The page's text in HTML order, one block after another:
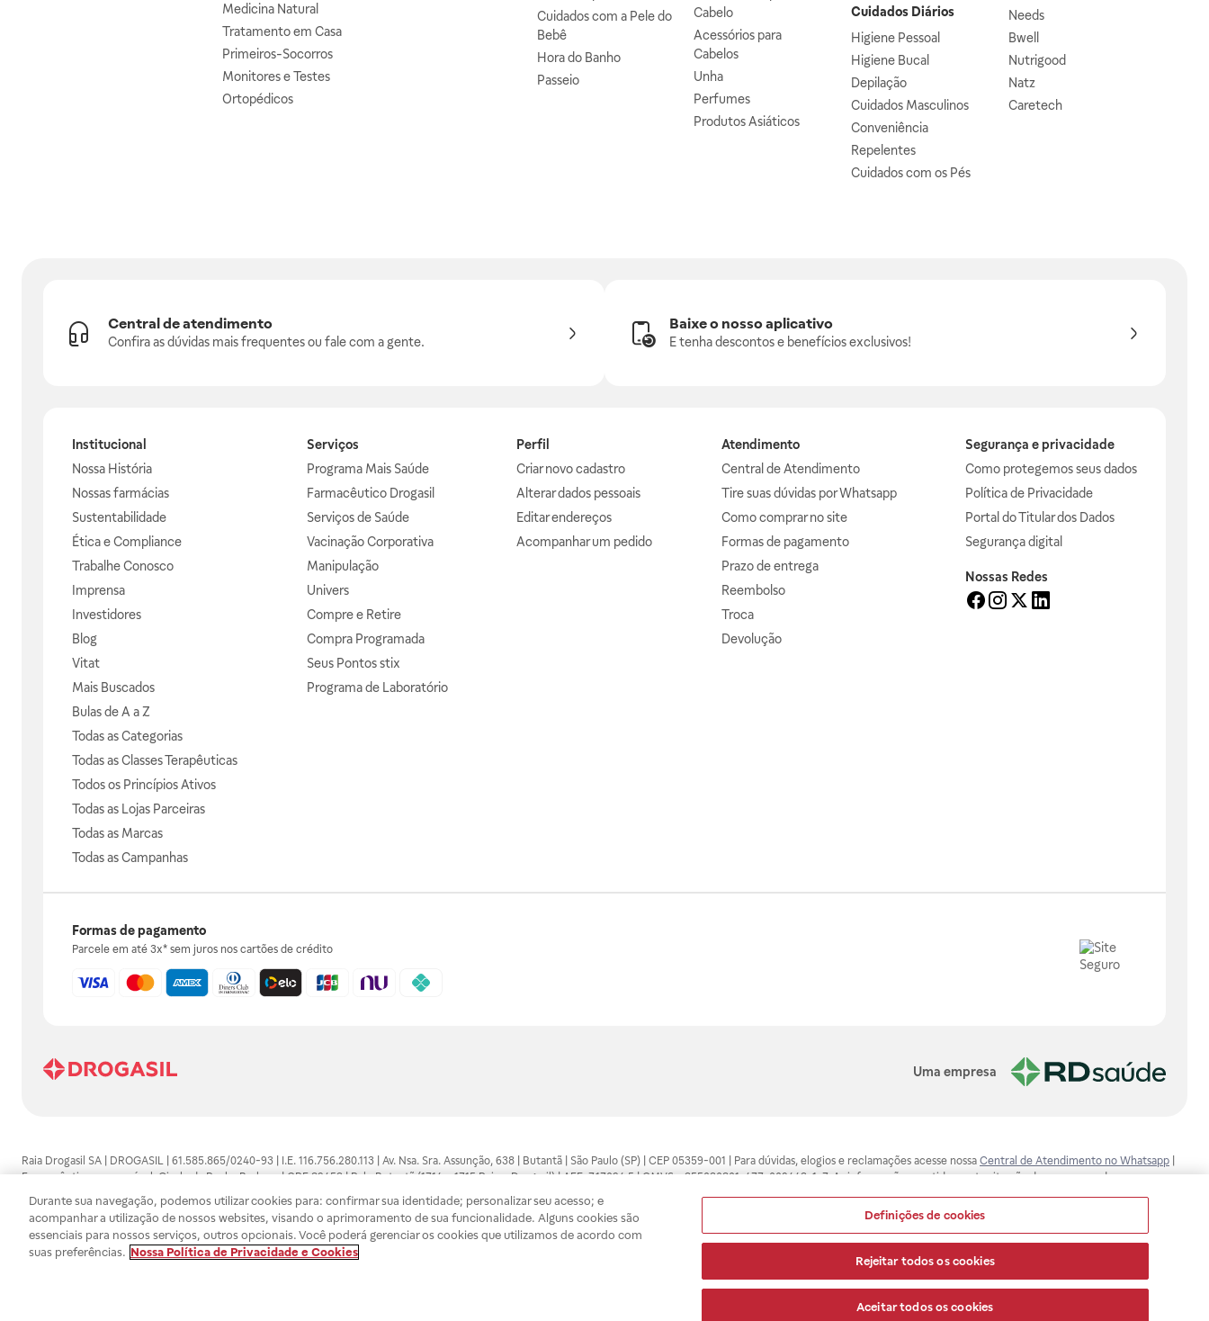
Medicina Natural
Tratamento em Casa
Primeiros-Socorros
Monitores e Testes
Ortopédicos
Cuidados com a Pele do
Bebê
Hora do Banho
Passeio
Cabelo
Acessórios para
Cabelos
Unha
Perfumes
Produtos Asiáticos
Cuidados Diários
Higiene Pessoal
Higiene Bucal
Depilação
Cuidados Masculinos
Conveniência
Repelentes
Cuidados com os Pés
Needs
Bwell
Nutrigood
Natz
Caretech
Central de atendimento
Confira as dúvidas mais frequentes ou fale com a gente.
Baixe o nosso aplicativo
E tenha descontos e benefícios exclusivos!
Institucional
Nossa História
Nossas farmácias
Sustentabilidade
Ética e Compliance
Trabalhe Conosco
Imprensa
Investidores
Blog
Vitat
Mais Buscados
Bulas de A a Z
Todas as Categorias
Todas as Classes Terapêuticas
Todos os Princípios Ativos
Todas as Lojas Parceiras
Todas as Marcas
Todas as Campanhas
Serviços
Programa Mais Saúde
Farmacêutico Drogasil
Serviços de Saúde
Vacinação Corporativa
Manipulação
Univers
Compre e Retire
Compra Programada
Seus Pontos stix
Programa de Laboratório
Perfil
Criar novo cadastro
Alterar dados pessoais
Editar endereços
Acompanhar um pedido
Atendimento
Central de Atendimento
Tire suas dúvidas por Whatsapp
Como comprar no site
Formas de pagamento
Prazo de entrega
Reembolso
Troca
Devolução
Segurança e privacidade
Como protegemos seus dados
Política de Privacidade
Portal do Titular dos Dados
Segurança digital
Nossas Redes
Formas de pagamento
Parcele em até 3x* sem juros nos cartões de crédito
Uma empresa
Raia Drogasil SA | DROGASIL | 61.585.865/0240-93 | I.E. 116.756.280.113 | Av. Nsa. Sra. Assunção, 638 | Butantã | São Paulo (SP) | CEP 05359-001 | Para dúvidas, elogios e reclamações acesse nossa Central de Atendimento no Whatsapp
Farmacêutico responsável: Gisele da Penha Barbosa | CRF 89453 | Polo Butantã (1714 e 1715 Raia e Drogasil) | AFE: 7.17094.5 | CMVS - 355030801-477-002443-1-7. As informações contidas neste site não devem ser usadas para
automedicação e não substituem, em hipótese alguma, as orientações dadas pelo profissional da área médica. Somente o médico está apto a diagnosticar qualquer problema de saúde e prescrever o tratamento adequado. Ao
persistirem os sintomas, um médico deverá ser consultado. Os preços e promoções divulgados no site são válidos apenas para compras feitas pela internet. Maiores esclarecimentos, consultar o site: www.anvisa.gov.br. A Raia Drogasil
SA trabalha com as tecnologias mais avançadas de proteção de dados, para que você possa realizar suas compras com tranquilidade. A privacidade e a segurança dos clientes são compromissos da Raia Drogasil SA. Todos os pedidos
efetuados estão sujeitos à confirmação da disponibilidade de produto em nosso estoque.
Durante sua navegação, podemos utilizar cookies para: confirmar sua identidade; personalizar seu acesso; e
acompanhar a utilização de nossos websites, visando o aprimoramento de sua funcionalidade. Alguns cookies são
essenciais para nossos serviços, outros opcionais. Você poderá gerenciar os cookies que utilizamos de acordo com
suas preferências. Nossa Política de Privacidade e Cookies
Definições de cookies
Rejeitar todos os cookies
Aceitar todos os cookies